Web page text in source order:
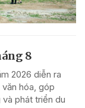
8
2026 diễn ra
hóa, góp
phát triển du